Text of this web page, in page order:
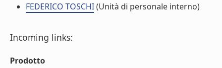
FEDERICO TOSCHI(Unità di personale interno)
Incoming links:
Prodotto